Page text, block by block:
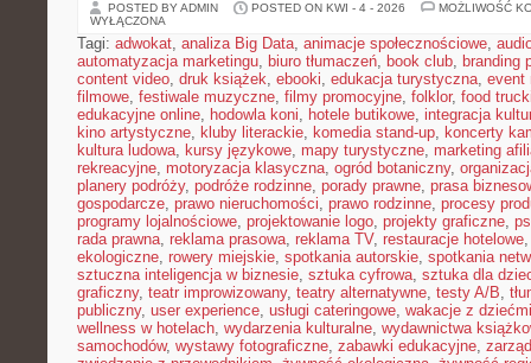
POSTED BY ADMIN POSTED ON KWI - 4 - 2026
MOŻLIWOŚĆ
WYŁĄCZONA
Tagi: adwokat, analiza Big Data, animacje społecznościowe,
automatyzacja marketingu, biuro tłumaczeń, book club, branding
content video, druk książek, ebooki, edukacja turystyczna, event
filmowe, festiwale muzyczne, filmy promocyjne, folklor, food
edukacyjne online, hodowla koni, hotele butikowe, integracja
kino artystyczne, kluby literackie, komedia stand-up, koncerty
kultura ludowa, kursy językowe, mapy turystyczne, marketing
rekreacyjne, motoryzacja klasyczna, ogród botaniczny,
planery podróży, podróże rodzinne, porady prawne, prasa
gospodarcze, prawo nieruchomości, prawo rodzinne, procesy
programy lojalnościowe, projektowanie logo, projekty graficzne,
rada prawna, reklama prasowa, reklama TV, restauracje hotelowe
ekologiczne, rowery miejskie, spotkania autorskie, spotkania
sztuczna inteligencja w biznesie, sztuka cyfrowa, sztuka dla
graficzny, teatr improwizowany, teatry alternatywne, testy A/B,
publiczny, user experience, usługi cateringowe, wakacje z dziećmi
wellness w hotelach, wydarzenia kulturalne, wydawnictwa
samochodów, wystawy fotograficzne, zabawki edukacyjne,